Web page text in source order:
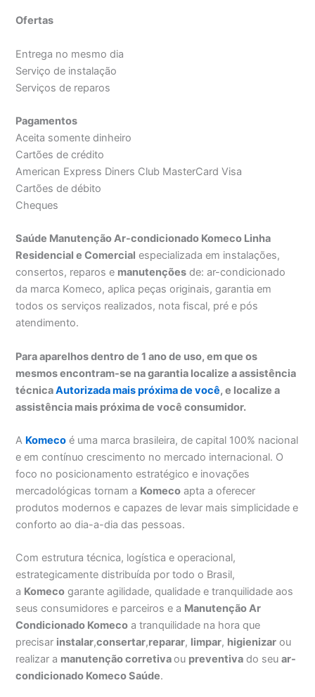
Ofertas
Entrega no mesmo dia
Serviço de instalação
Serviços de reparos
Pagamentos
Aceita somente dinheiro
Cartões de crédito
American Express Diners Club MasterCard Visa
Cartões de débito
Cheques
Saúde Manutenção Ar-condicionado Komeco Linha
Residencial e Comercial especializada em instalações,
consertos, reparos e manutenções de: ar-condicionado
da marca Komeco, aplica peças originais, garantia em
todos os serviços realizados, nota fiscal, pré e pós
atendimento.
Para aparelhos dentro de 1 ano de uso, em que os
mesmos encontram-se na garantia localize a assistência
técnicaAutorizada mais próxima de você, e localize a
assistência mais próxima de você consumidor.
A Komeco é uma marca brasileira, de capital 100% nacional
e em contínuo crescimento no mercado internacional. O
foco no posicionamento estratégico e inovações
mercadológicas tornam a Komeco apta a oferecer
produtos modernos e capazes de levar mais simplicidade e
conforto ao dia-a-dia das pessoas.
Com estrutura técnica, logística e operacional,
estrategicamente distribuída por todo o Brasil,
a Komeco garante agilidade, qualidade e tranquilidade aos
seus consumidores e parceiros e a Manutenção Ar
Condicionado Komeco a tranquilidade na hora que
precisar instalar,consertar,reparar, limpar, higienizar ou
realizar a manutenção corretivaou preventiva do seuar-
condicionado Komeco Saúde.